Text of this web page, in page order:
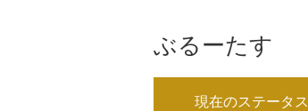
ぶるーたす
現在のステータス